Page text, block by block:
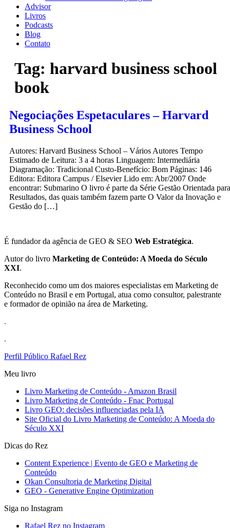
Advisor
Livros
Podcasts
Blog
Contato
Tag: harvard business school
book
Negociações Espetaculares – Harvard
Business School
Autores: Harvard Business School – Vários Autores Tempo
Estimado de Leitura: 3 a 4 horas Linguagem: Intermediária
Diagramação: Tradicional Custo-Benefício: Bom Páginas: 146
Editora: Editora Campus / Elsevier Lido em: Abr/2007 Onde
encontrar: Submarino O livro é parte da Série Gestão Orientada para
Resultados, das quais também fazem parte O Valor da Inovação e
Gestão do […]
É fundador da agência de GEO & SEO Web Estratégica.
Autor do livro Marketing de Conteúdo: A Moeda do Século
XXI.
Reconhecido como um dos maiores especialistas em Marketing de
Conteúdo no Brasil e em Portugal, atua como consultor, palestrante
e formador de opinião na área de Marketing.
.
.
Perfil Público Rafael Rez
Meu livro
Livro Marketing de Conteúdo - Amazon Brasil
Livro Marketing de Conteúdo - Fnac Portugal
Livro GEO: decisões influenciadas pela IA
Site Oficial do Livro Marketing de Conteúdo: A Moeda do
Século XXI
Dicas do Rez
Content Experience | Evento de GEO e Marketing de
Conteúdo
Okan Consultoria de Marketing Digital
GEO - Generative Engine Optimization
Siga no Instagram
Rafael Rez no Instagram